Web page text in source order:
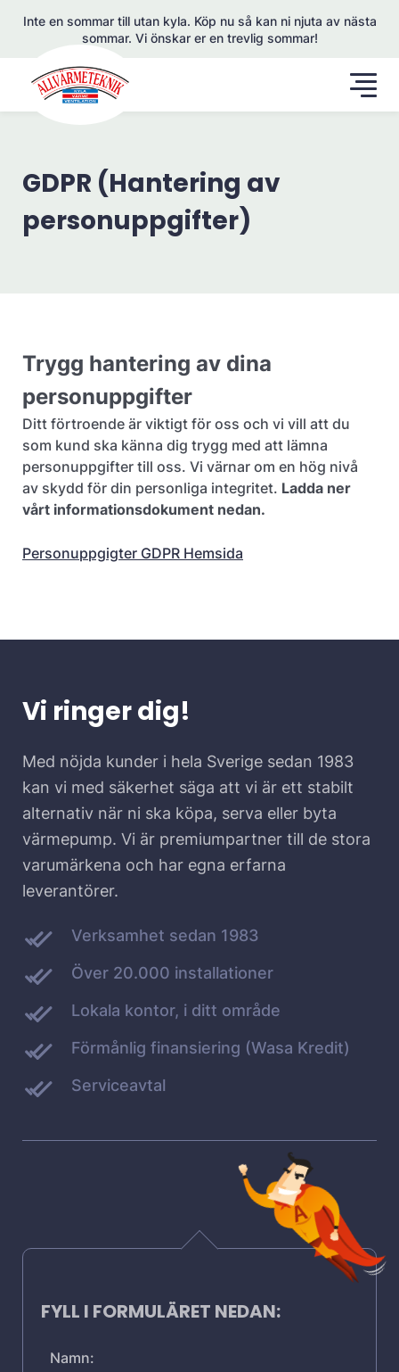
Inte en sommar till utan kyla. Köp nu så kan ni njuta av nästa
sommar. Vi önskar er en trevlig sommar!
GDPR (Hantering av
personuppgifter)
Trygg hantering av dina
personuppgifter
Ditt förtroende är viktigt för oss och vi vill att du
som kund ska känna dig trygg med att lämna
personuppgifter till oss. Vi värnar om en hög nivå
av skydd för din personliga integritet. Ladda ner
vårt informationsdokument nedan.
Personuppgigter GDPR Hemsida
Vi ringer dig!
Med nöjda kunder i hela Sverige sedan 1983
kan vi med säkerhet säga att vi är ett stabilt
alternativ när ni ska köpa, serva eller byta
värmepump. Vi är premiumpartner till de stora
varumärkena och har egna erfarna
leverantörer.
Verksamhet sedan 1983
Över 20.000 installationer
Lokala kontor, i ditt område
Förmånlig finansiering (Wasa Kredit)
Serviceavtal
FYLL I FORMULÄRET NEDAN:
Namn: